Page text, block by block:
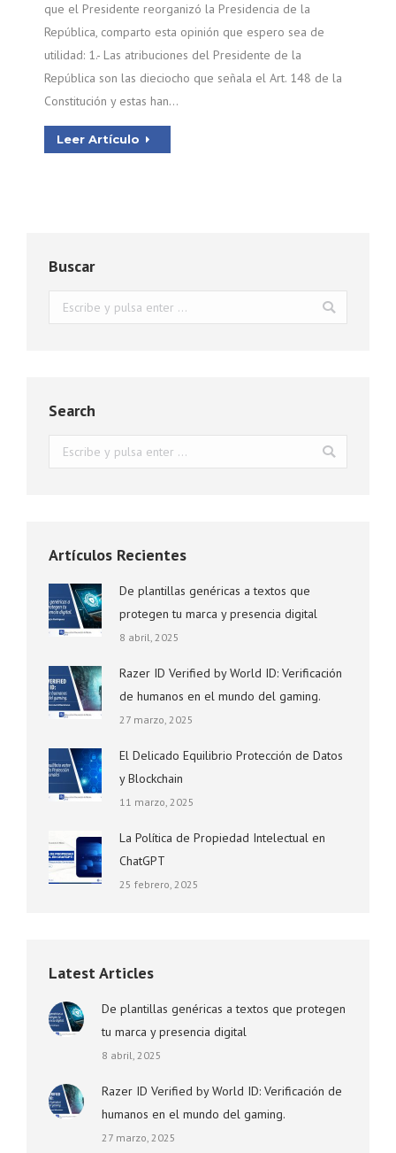
que el Presidente reorganizó la Presidencia de la
República, comparto esta opinión que espero sea de
utilidad: 1.- Las atribuciones del Presidente de la
República son las dieciocho que señala el Art. 148 de la
Constitución y estas han…
Leer Artículo
Buscar
Buscar:
Search
Buscar:
Artículos Recientes
De plantillas genéricas a textos que
protegen tu marca y presencia digital
8 abril, 2025
Razer ID Verified by World ID: Verificación
de humanos en el mundo del gaming.
27 marzo, 2025
El Delicado Equilibrio Protección de Datos
y Blockchain
11 marzo, 2025
La Política de Propiedad Intelectual en
ChatGPT
25 febrero, 2025
Latest Articles
De plantillas genéricas a textos que protegen
tu marca y presencia digital
8 abril, 2025
Razer ID Verified by World ID: Verificación de
humanos en el mundo del gaming.
27 marzo, 2025